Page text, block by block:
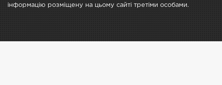
інформацію розміщену на цьому сайті третіми особами.